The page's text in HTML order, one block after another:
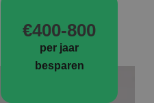
€400-800
per jaar
besparen